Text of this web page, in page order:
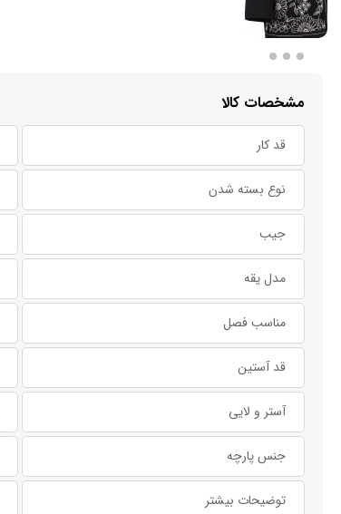
مشخصات کالا
قد کار
نوع بسته شدن
جیب
مدل یقه
مناسب فصل
قد آستین
آستر و لایی
جنس پارچه
توضیحات بیشتر